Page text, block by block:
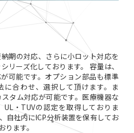
期の対応、さらに小ロット対応を
リーズ化しております。 容量は、
可能です。オプション部品も標準
に合わせ、選択して頂けます。ま
タム対応が可能です。医療機器な
UL・TUVの認定を取得しておりま
自社内にICP分析装置を保有してお
ります。